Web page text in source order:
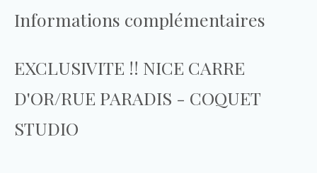
Informations complémentaires
EXCLUSIVITE !! NICE CARRE
D'OR/RUE PARADIS - COQUET
STUDIO